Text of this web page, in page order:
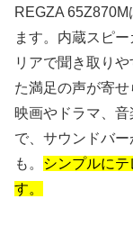
REGZA
ます。内蔵スピ
リアで聞き取り
た満足の声が寄せ
映画やドラマ、
で、サウンドバ
も。
シンプルに
す。